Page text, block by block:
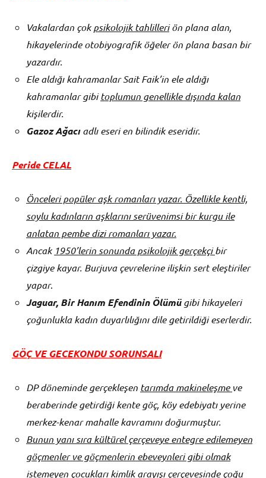
Vakalardan çokpsikolojik tahlilleriön plana alan,
hikayelerinde otobiyografik öğeler ön plana basan bir
yazardır.
Ele aldığı kahramanlar Sait Faik’in ele aldığı
kahramanlar gibitoplumun genellikle dışında kalan
kişilerdir.
Gazoz Ağacıadlı eseri en bilindik eseridir.
Peride CELAL
Önceleri popüler aşk romanları yazar. Özellikle kentli,
soylu kadınların aşklarını serüvenimsi bir kurgu ile
anlatan pembe dizi romanları yazar.
Ancak 1950’lerin sonunda psikolojik gerçekçibir
çizgiye kayar. Burjuva çevrelerine ilişkin sert eleştiriler
yapar.
Jaguar, Bir Hanım Efendinin Ölümügibi hikayeleri
çoğunlukla kadın duyarlılığını dile getirildiği eserlerdir.
GÖÇ VE GECEKONDU SORUNSALI
DP döneminde gerçekleşen tarımda makineleşme ve
beraberinde getirdiği kente göç, köy edebiyatı yerine
merkez-kenar mahalle kavramını doğurmuştur.
Bunun yanı sıra kültürel çerçeveye entegre edilemeyen
göçmenler ve göçmenlerin ebeveynleri gibi olmak
istemeyen çocukları kimlik arayışı çerçevesinde çoğu